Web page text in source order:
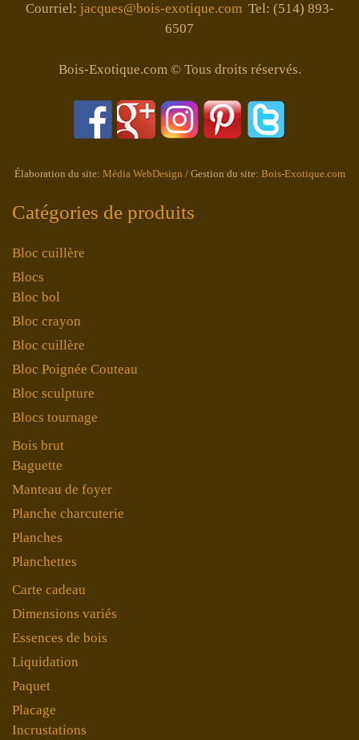
Courriel: jacques@bois-exotique.comTel: (514) 893-
6507
Bois-Exotique.com © Tous droits réservés.
Élaboration du site: Média WebDesign / Gestion du site: Bois-Exotique.com
Catégories de produits
Bloc cuillère
Blocs
Bloc bol
Bloc crayon
Bloc cuillère
Bloc Poignée Couteau
Bloc sculpture
Blocs tournage
Bois brut
Baguette
Manteau de foyer
Planche charcuterie
Planches
Planchettes
Carte cadeau
Dimensions variés
Essences de bois
Liquidation
Paquet
Placage
Incrustations